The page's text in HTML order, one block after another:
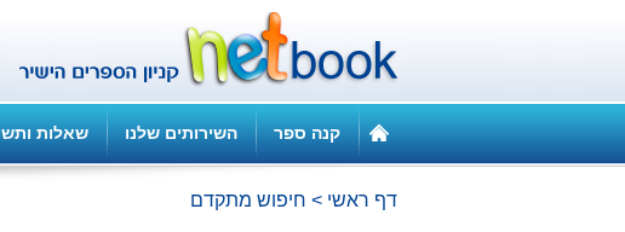
קנה ספר השירותים שלנו שאלות
דף ראשי > חיפוש מתקדם